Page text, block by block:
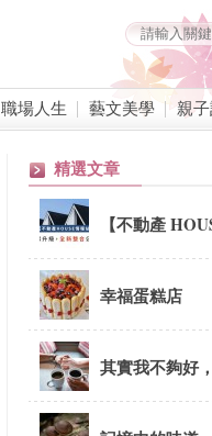
職場人生 藝文美學 親
精選文章
【不動產
併公告
幸福蛋糕店
其實我不夠好